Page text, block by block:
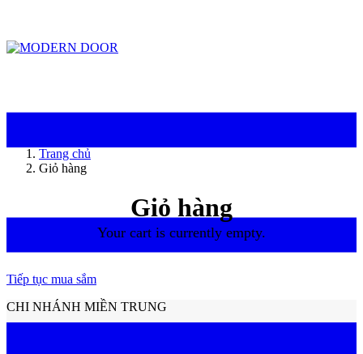
Trang chủ
Giỏ hàng
Giỏ hàng
Your cart is currently empty.
Tiếp tục mua sắm
CHI NHÁNH MIỀN TRUNG